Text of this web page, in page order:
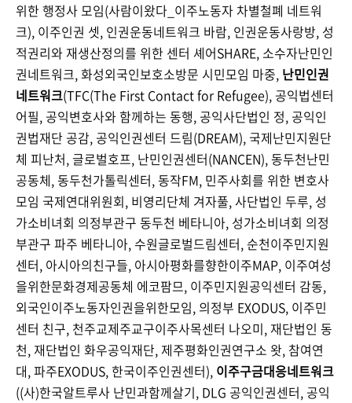
위한 행정사 모임(사람이왔다_이주노동자 차별철폐 네트워
크), 이주인권 셋, 인권운동네트워크 바람, 인권운동사랑방, 성
적권리와 재생산정의를 위한 센터 셰어SHARE, 소수자난민인
권네트워크, 화성외국인보호소방문 시민모임 마중, 난민인권
네트워크(TFC(The First Contact for Refugee), 공익법센터
어필, 공익변호사와 함께하는 동행, 공익사단법인 정, 공익인
권법재단 공감, 공익인권센터 드림(DREAM), 국제난민지원단
체 피난처, 글로벌호프, 난민인권센터(NANCEN), 동두천난민
공동체, 동두천가톨릭센터, 동작FM, 민주사회를 위한 변호사
모임 국제연대위원회, 비영리단체 겨자풀, 사단법인 두루, 성
가소비녀회 의정부관구 동두천 베타니아, 성가소비녀회 의정
부관구 파주 베타니아, 수원글로벌드림센터, 순천이주민지원
센터, 아시아의친구들, 아시아평화를향한이주MAP, 이주여성
을위한문화경제공동체 에코팜므, 이주민지원공익센터 감동,
외국인이주노동자인권을위한모임, 의정부 EXODUS, 이주민
센터 친구, 천주교제주교구이주사목센터 나오미, 재단법인 동
천, 재단법인 화우공익재단, 제주평화인권연구소 왓, 참여연
대, 파주EXODUS, 한국이주인권센터), 이주구금대응네트워크
((사)한국알트루사 난민과함께살기, DLG 공익인권센터, 공익